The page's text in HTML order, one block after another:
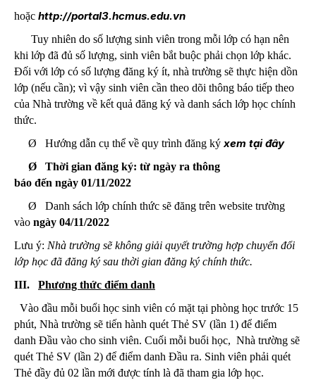
hoặc http://portal3.hcmus.edu.vn
Tuy nhiên do số lượng sinh viên trong mỗi lớp có hạn nên
khi lớp đã đủ số lượng, sinh viên bắt buộc phải chọn lớp khác.
Đối với lớp có số lượng đăng ký ít, nhà trường sẽ thực hiện dồn
lớp (nếu cần); vì vậy sinh viên cần theo dõi thông báo tiếp theo
của Nhà trường về kết quả đăng ký và danh sách lớp học chính
thức.
Ø Hướng dẫn cụ thể về quy trình đăng ký xem tại đây
Ø Thời gian đăng ký: từ ngày ra thông
báo đến ngày 01/11/2022
Ø Danh sách lớp chính thức sẽ đăng trên website trường
vào ngày 04/11/2022
Lưu ý: Nhà trường sẽ không giải quyết trường hợp chuyển đổi
lớp học đã đăng ký sau thời gian đăng ký chính thức.
III. Phương thức điểm danh
Vào đầu mỗi buổi học sinh viên có mặt tại phòng học trước 15
phút, Nhà trường sẽ tiến hành quét Thẻ SV (lần 1) để điểm
danh Đầu vào cho sinh viên. Cuối mỗi buổi học, Nhà trường sẽ
quét Thẻ SV (lần 2) để điểm danh Đầu ra. Sinh viên phải quét
Thẻ đầy đủ 02 lần mới được tính là đã tham gia lớp học.